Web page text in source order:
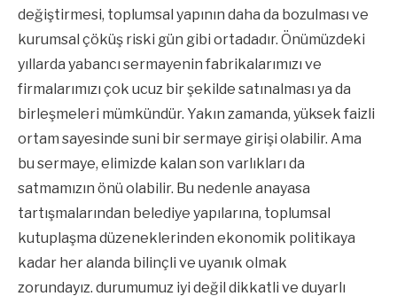
değiştirmesi, toplumsal yapının daha da bozulması ve
kurumsal çöküş riski gün gibi ortadadır. Önümüzdeki
yıllarda yabancı sermayenin fabrikalarımızı ve
firmalarımızı çok ucuz bir şekilde satınalması ya da
birleşmeleri mümkündür. Yakın zamanda, yüksek faizli
ortam sayesinde suni bir sermaye girişi olabilir. Ama
bu sermaye, elimizde kalan son varlıkları da
satmamızın önü olabilir. Bu nedenle anayasa
tartışmalarından belediye yapılarına, toplumsal
kutuplaşma düzeneklerinden ekonomik politikaya
kadar her alanda bilinçli ve uyanık olmak
zorundayız. durumumuz iyi değil dikkatli ve duyarlı